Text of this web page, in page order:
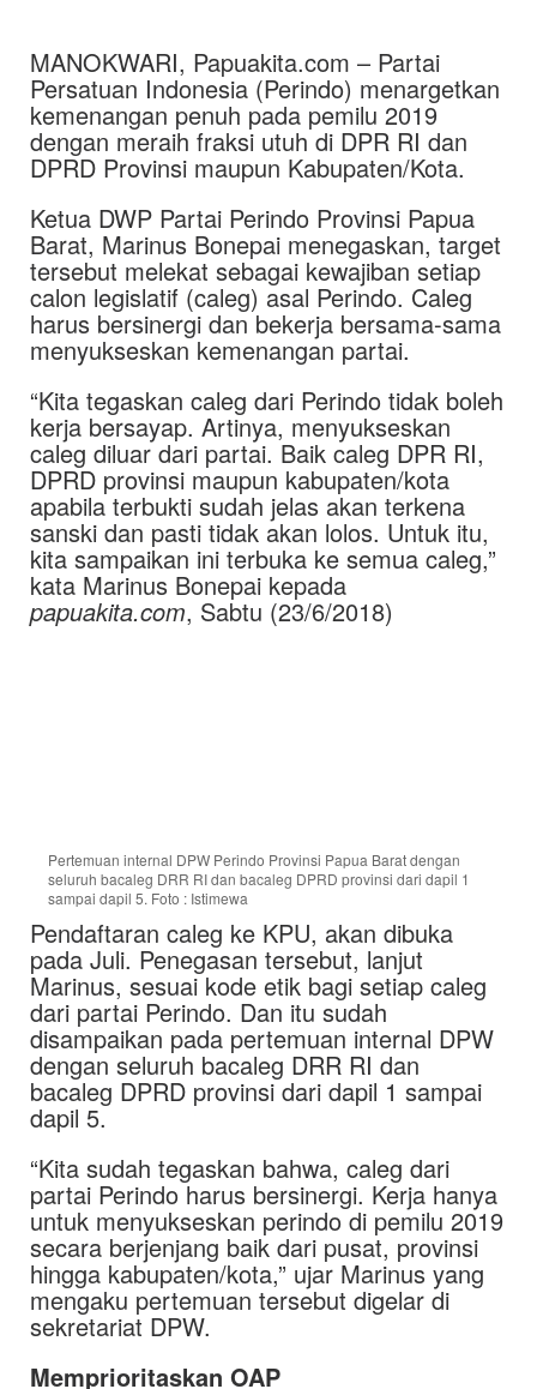
MANOKWARI, Papuakita.com – Partai
Persatuan Indonesia (Perindo) menargetkan
kemenangan penuh pada pemilu 2019
dengan meraih fraksi utuh di DPR RI dan
DPRD Provinsi maupun Kabupaten/Kota.
Ketua DWP Partai Perindo Provinsi Papua
Barat, Marinus Bonepai menegaskan, target
tersebut melekat sebagai kewajiban setiap
calon legislatif (caleg) asal Perindo. Caleg
harus bersinergi dan bekerja bersama-sama
menyukseskan kemenangan partai.
“Kita tegaskan caleg dari Perindo tidak boleh
kerja bersayap. Artinya, menyukseskan
caleg diluar dari partai. Baik caleg DPR RI,
DPRD provinsi maupun kabupaten/kota
apabila terbukti sudah jelas akan terkena
sanski dan pasti tidak akan lolos. Untuk itu,
kita sampaikan ini terbuka ke semua caleg,”
kata Marinus Bonepai kepada
papuakita.com, Sabtu (23/6/2018)
Pertemuan internal DPW Perindo Provinsi Papua Barat dengan
seluruh bacaleg DRR RI dan bacaleg DPRD provinsi dari dapil 1
sampai dapil 5. Foto : Istimewa
Pendaftaran caleg ke KPU, akan dibuka
pada Juli. Penegasan tersebut, lanjut
Marinus, sesuai kode etik bagi setiap caleg
dari partai Perindo. Dan itu sudah
disampaikan pada pertemuan internal DPW
dengan seluruh bacaleg DRR RI dan
bacaleg DPRD provinsi dari dapil 1 sampai
dapil 5.
“Kita sudah tegaskan bahwa, caleg dari
partai Perindo harus bersinergi. Kerja hanya
untuk menyukseskan perindo di pemilu 2019
secara berjenjang baik dari pusat, provinsi
hingga kabupaten/kota,” ujar Marinus yang
mengaku pertemuan tersebut digelar di
sekretariat DPW.
Memprioritaskan OAP